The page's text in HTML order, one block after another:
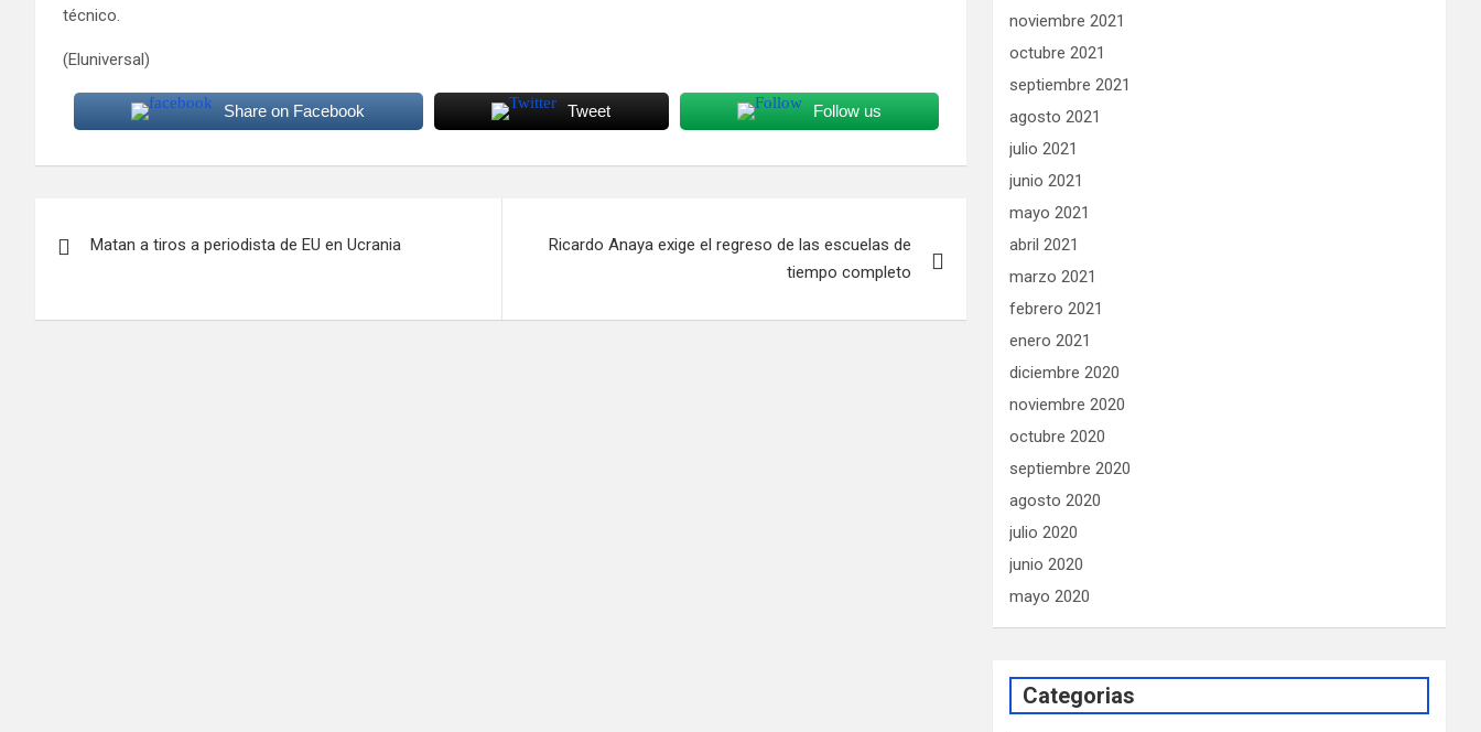
técnico.
(Eluniversal)
Share on Facebook Tweet Follow us
de
entradas
Matan a tiros a periodista de EU en Ucrania
Ricardo Anaya exige el regreso de las escuelas de
tiempo completo
noviembre 2021
octubre 2021
septiembre 2021
agosto 2021
julio 2021
junio 2021
mayo 2021
abril 2021
marzo 2021
febrero 2021
enero 2021
diciembre 2020
noviembre 2020
octubre 2020
septiembre 2020
agosto 2020
julio 2020
junio 2020
mayo 2020
Categorias